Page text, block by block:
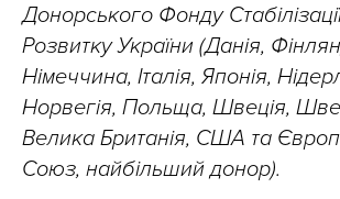
Донорського Фонду
Розвитку України (Данія,
Німеччина, Італія, Японія,
Норвегія, Польща, Швеція,
Велика Британія, США та
Союз, найбільший донор).